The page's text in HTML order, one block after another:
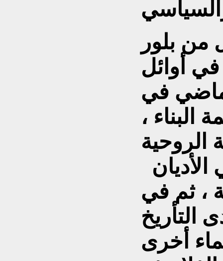
بلور
أوائل
في
،
الروحية
، ثم في
التأريخ
أخرى